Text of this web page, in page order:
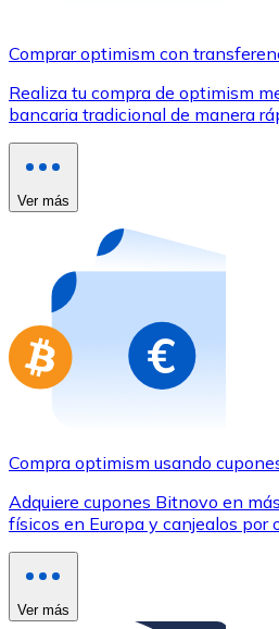
Utiliza tarjetas Visa y
Comprar con tarjeta
Compra tarjetas regalo de
Ir a la tienda de tarjetas regalo
Comprar optimism con
Realiza tu compra de optimism
bancaria tradicional de manera
Ver más
Compra optimism usando
Adquiere cupones Bitnovo en
físicos en Europa y canjealos por
Ver más